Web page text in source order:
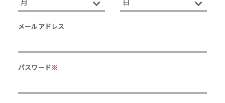
メールアドレス
パスワード※